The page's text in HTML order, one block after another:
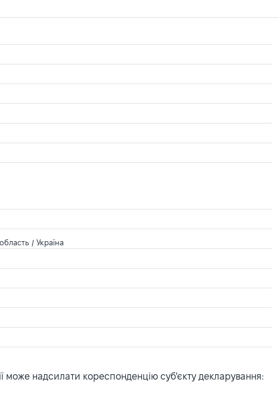
/ Україна
може надсилати кореспонденцію суб'єкту декларування: